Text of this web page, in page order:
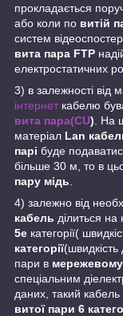
прокладається
або коли по витій
систем
вита пара FTP
електростатичних
3) в залежності від
інтернет кабелю
вита пара(CU) . На
матеріал Lan
парі буде
більше 30 м, то в
пару мідь
4) залежно від
кабель ділиться на
5е категорії(
категорії
пари в мережевому
спеціальним
даних, такий кабель
витої пари 6